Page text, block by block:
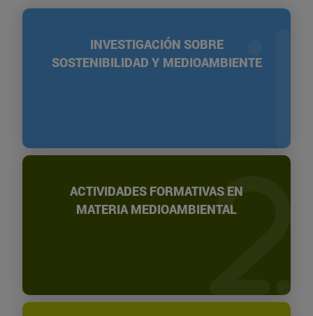
INVESTIGACIÓN SOBRE
SOSTENIBILIDAD Y MEDIOAMBIENTE
ACTIVIDADES FORMATIVAS EN
MATERIA MEDIOAMBIENTAL